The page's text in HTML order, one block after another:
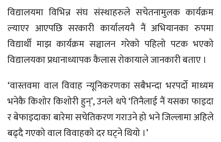
विद्यालयमा विभिन्न संघ संस्थाहरुले सचेतनामुलक कार्यक्रम
ल्याएर आएपछि सरकारी कार्यालयनै नैं अभियानका रुपमा
विद्यार्थी माझ कार्यक्रम सञ्चालन गरेको पहिलो पटक भएको
विद्यालयका प्रधानाध्यापक कैलास रोकायाले जानकारी बताए ।
‘वास्तवमा वाल विवाह न्यूनिकरणका सबैभन्दा भरपर्दो माध्यम
भनेकै किशोर किशोरी हुन्’, उनले थपे ‘तिनैलाई नैं यसका फाइदा
र बेफाइदाका बारेमा सचेतिकरण गराउने हो भने जिल्लामा अहिले
बढ्दै गएको वाल विवाहको दर घट्ने थियो ।’